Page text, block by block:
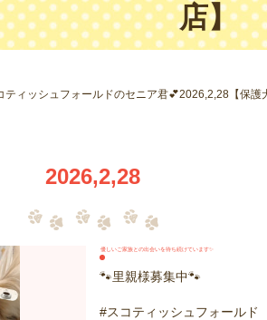
店】
ィッシュフォールドのセニア君💕2026,2,28【保護
2026,2,28
優しいご家族との出会いを待ち続けています✨
🐾里親様募集中🐾
#スコティッシュフォールド